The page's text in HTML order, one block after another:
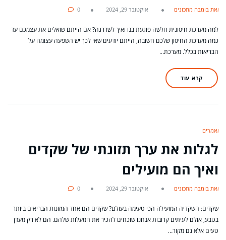
מאת בומבה מתכונים אוקטובר 29, 2024 0
למה מערכת חיסונית חלשה פוגעת בנו ואיך לשדרגה? אם הייתם שואלים את עצמכם עד
כמה מערכת החיסון שלכם חשובה, הייתם יודעים שאי לכך יש השפעה עצומה על
הבריאות בכלל. מערכת…
קרא עוד
מאמרים
לגלות את ערך תזונתי של שקדים
ואיך הם מועילים
מאת בומבה מתכונים אוקטובר 29, 2024 0
שקדים: השקדיה המועילה הכי טעימה בעולם? שקדים הם אחד המזונות הבריאים ביותר
בטבע, אולם לעיתים קרובות אנחנו שוכחים להכיר את המעלות שלהם. הם לא רק מעדן
טעים אלא גם מקור…